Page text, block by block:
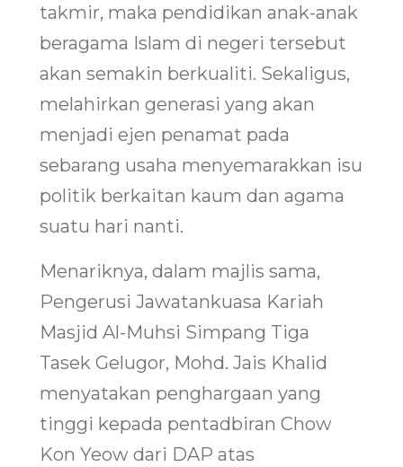
takmir, maka pendidikan anak-anak
beragama Islam di negeri tersebut
akan semakin berkualiti. Sekaligus,
melahirkan generasi yang akan
menjadi ejen penamat pada
sebarang usaha menyemarakkan isu
politik berkaitan kaum dan agama
suatu hari nanti.
Menariknya, dalam majlis sama,
Pengerusi Jawatankuasa Kariah
Masjid Al-Muhsi Simpang Tiga
Tasek Gelugor, Mohd. Jais Khalid
menyatakan penghargaan yang
tinggi kepada pentadbiran Chow
Kon Yeow dari DAP atas